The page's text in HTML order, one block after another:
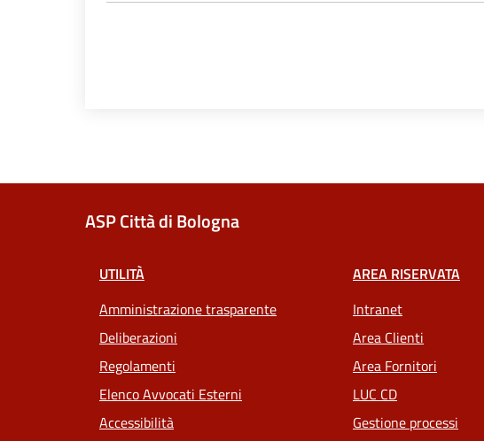
ASP Città di Bologna
UTILITÀ
Amministrazione trasparente
Deliberazioni
Regolamenti
Elenco Avvocati Esterni
Accessibilità
AREA RISERVATA
Intranet
Area Clienti
Area Fornitori
LUC CD
Gestione processi